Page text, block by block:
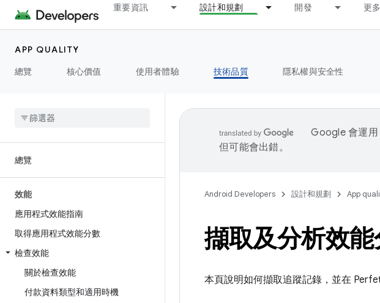
重要資訊 設計和規劃 開發 更
APP QUALITY
總覽
核心價值 使用者體驗 技術品質 隱私權與安全性
總覽
效能
應用程式效能指南
取得應用程式效能分數
檢查效能
關於檢查效能
付款資料類型和適用時機
Google 會運用
但可能會出錯。
Android Developers 設計和規劃 App
擷取及分析效
本頁說明如何擷取追蹤記錄，並在